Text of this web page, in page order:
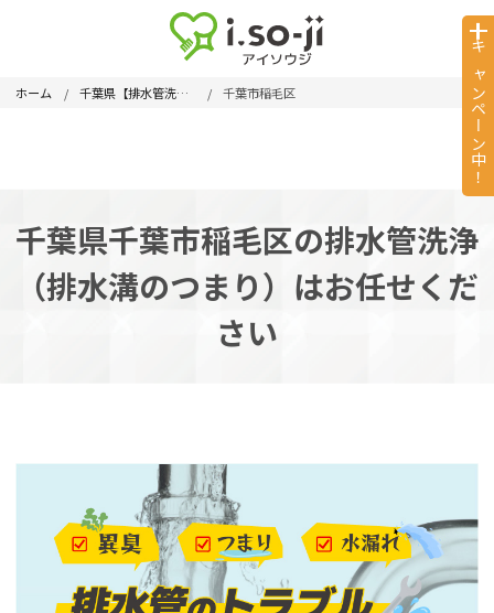
ホーム 千葉県【排水管洗浄】 千葉市稲毛区
千葉県千葉市稲毛区の排水管洗浄
（排水溝のつまり）はお任せくだ
さい
キャンペーン中！